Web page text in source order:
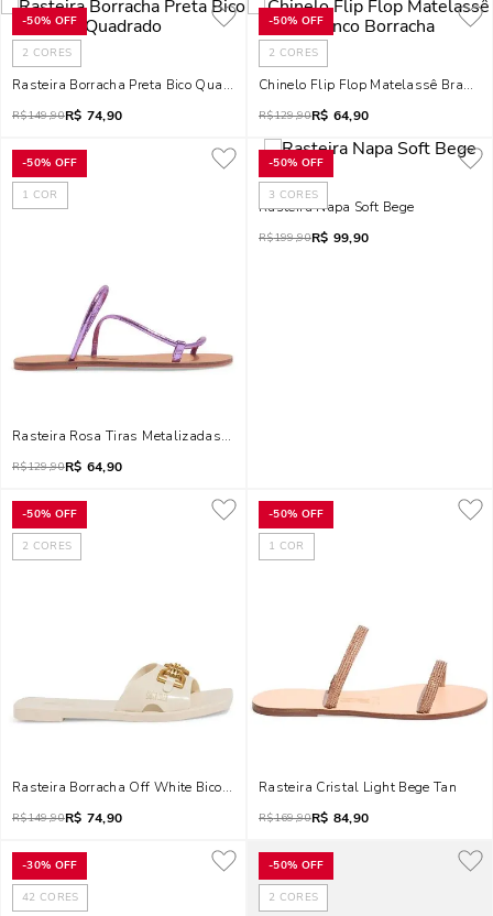
-50% OFF
2 CORES
Rasteira Borracha Preta Bico Quadrado
R$149,90R$ 74,90
-50% OFF
2 CORES
Chinelo Flip Flop Matelassê Branco
R$129,90R$ 64,90
-50% OFF
1 COR
Rasteira Rosa Tiras Metalizadas Cobra
R$129,90R$ 64,90
-50% OFF
3 CORES
Rasteira Napa Soft Bege
R$199,90R$ 99,90
-50% OFF
2 CORES
Rasteira Borracha Off White Bico Quadrado
R$149,90R$ 74,90
-50% OFF
1 COR
Rasteira Cristal Light Bege Tan
R$169,90R$ 84,90
-30% OFF
42 CORES
-50% OFF
2 CORES